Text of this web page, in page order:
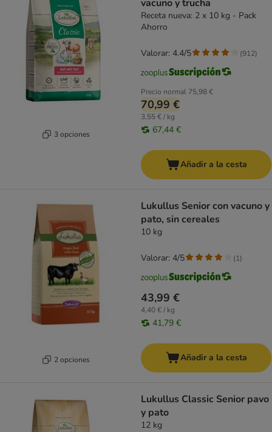
3 opciones
vacuno y trucha
Receta nueva: 2 x 10 kg - Pack
Ahorro
Precio normal 75,98 €
70,99 €
3,55 € / kg
67,44 €
Valorar: 4.4/5 (912)
Añadir a la cesta
2 opciones
Lukullus Senior con vacuno y
pato, sin cereales
10 kg
43,99 €
4,40 € / kg
41,79 €
Valorar: 4/5 (1)
Añadir a la cesta
Lukullus Classic Senior pavo
y pato
12 kg